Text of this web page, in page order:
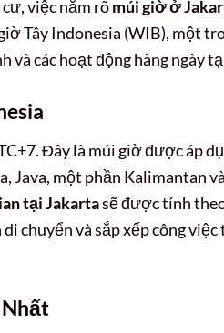
việc nắm rõmúi giờ ở
Tây Indonesia (WIB), một
các hoạt động hàng ngày
Đây là múi giờ được áp
Java, một phần Kalimantan
tại Jakartasẽ được tính
chuyển và sắp xếp công
Nhất